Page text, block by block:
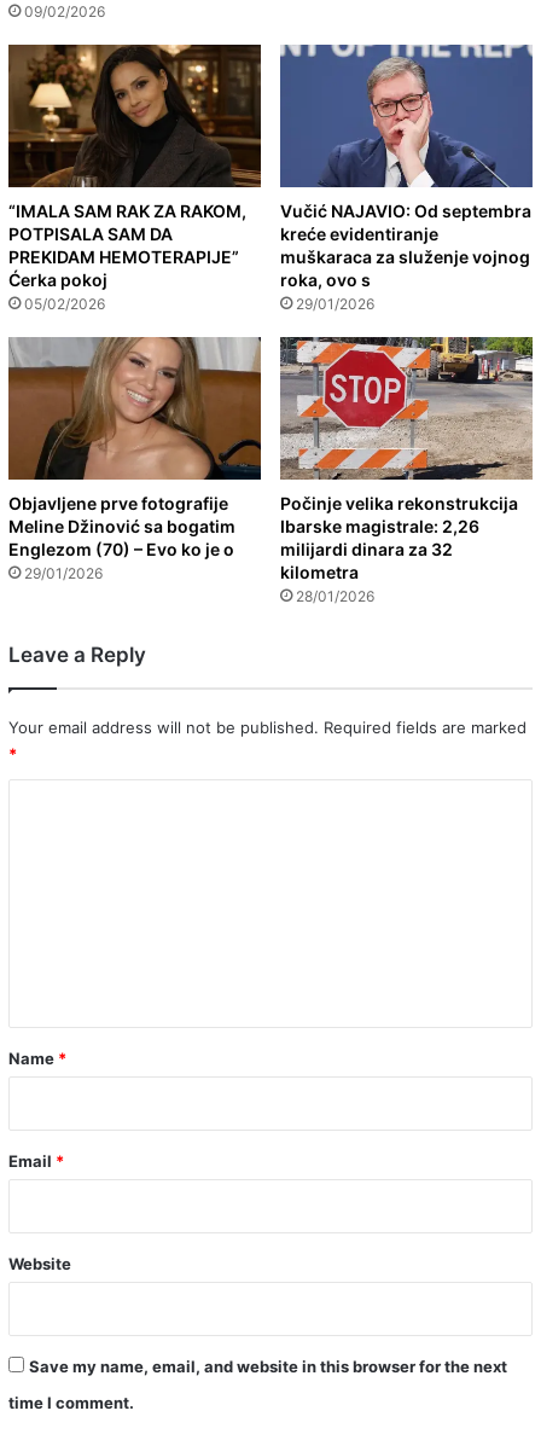
09/02/2026
“IMALA SAM RAK ZA RAKOM,
POTPISALA SAM DA
PREKIDAM HEMOTERAPIJE”
Ćerka pokoj
05/02/2026
Vučić NAJAVIO: Od septembra
kreće evidentiranje
muškaraca za služenje vojnog
roka, ovo s
29/01/2026
Objavljene prve fotografije
Meline Džinović sa bogatim
Englezom (70) – Evo ko je o
29/01/2026
Počinje velika rekonstrukcija
Ibarske magistrale: 2,26
milijardi dinara za 32
kilometra
28/01/2026
Leave a Reply
Your email address will not be published. Required fields are marked
*
*
Name *
Email *
Website
Save my name, email, and website in this browser for the next
time I comment.